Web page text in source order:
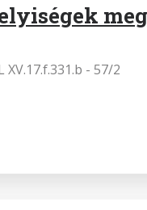
XV.17.f.331.b - 57/2